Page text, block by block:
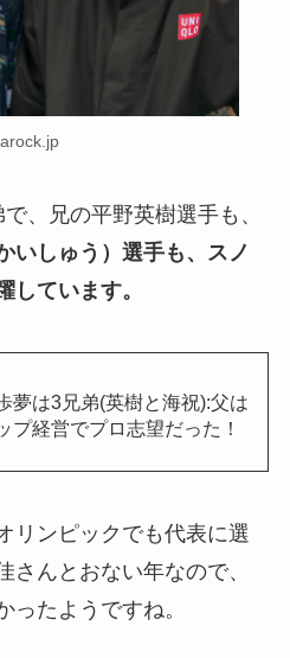
、兄の平野英樹選手も、
いしゅう）選手も、スノ
しています。
夢は3兄弟(英樹と海祝):父は
プ経営でプロ志望だった！
リンピックでも代表に選
さんとおない年なので、
ったようですね。